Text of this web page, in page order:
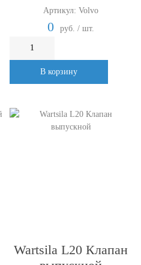
Артикул: Volvo
0 руб. / шт.
В корзину
Wartsila L20 Клапан